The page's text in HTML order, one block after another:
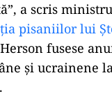
a scris
pisaniilor lui
fusese
și ucrainene